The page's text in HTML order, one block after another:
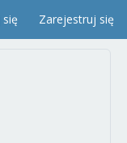
Zarejestruj się